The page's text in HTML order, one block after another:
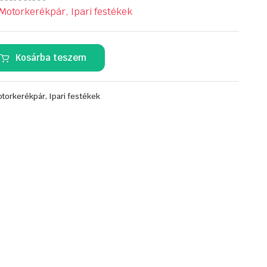
Ipari festékek
Kosárba teszem
Ipari festékek